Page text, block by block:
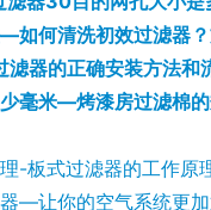
如何清洗初效过滤器
器的正确安装方法和
毫米—烤漆房过滤棉
-板式过滤器的工作原
—让你的空气系统更加